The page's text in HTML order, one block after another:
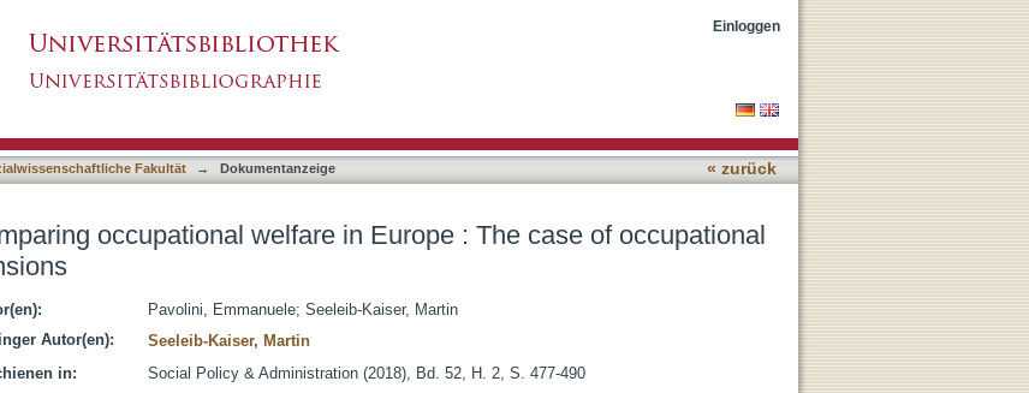
Einloggen
Fakultät → Dokumentanzeige « zurück
occupational welfare in Europe : The case of occupational
Pavolini, Emmanuele; Seeleib-Kaiser, Martin
Autor(en):
Seeleib-Kaiser, Martin
in:
Social Policy & Administration (2018), Bd. 52, H. 2, S. 477-490